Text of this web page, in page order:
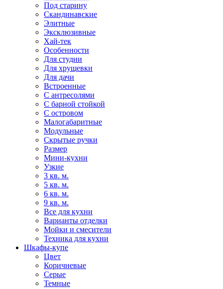
Под старину
Скандинавские
Элитные
Эксклюзивные
Хай-тек
Особенности
Для студии
Для хрущевки
Для дачи
Встроенные
С антресолями
С барной стойкой
С островом
Малогабаритные
Модульные
Скрытые ручки
Размер
Мини-кухни
Узкие
3 кв. м.
5 кв. м.
6 кв. м.
9 кв. м.
Все для кухни
Варианты отделки
Мойки и смесители
Техника для кухни
Шкафы-купе
Цвет
Коричневые
Серые
Темные